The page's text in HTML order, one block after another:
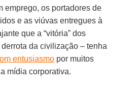
emprego, os portadores de
e as viúvas entregues à
que a “vitória” dos
da civilização – tenha
entusiasmo por muitos
mídia corporativa.